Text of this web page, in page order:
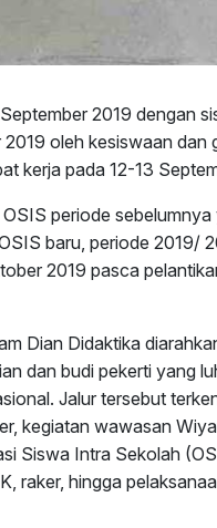
2019 dengan
oleh kesiswaan
kerja pada 12-13
periode
baru, periode 2019/
2019 pasca
Dian Didaktika
dan budi pekerti yang
Jalur tersebut
kegiatan wawasan
Siswa Intra Sekolah
raker, hingga